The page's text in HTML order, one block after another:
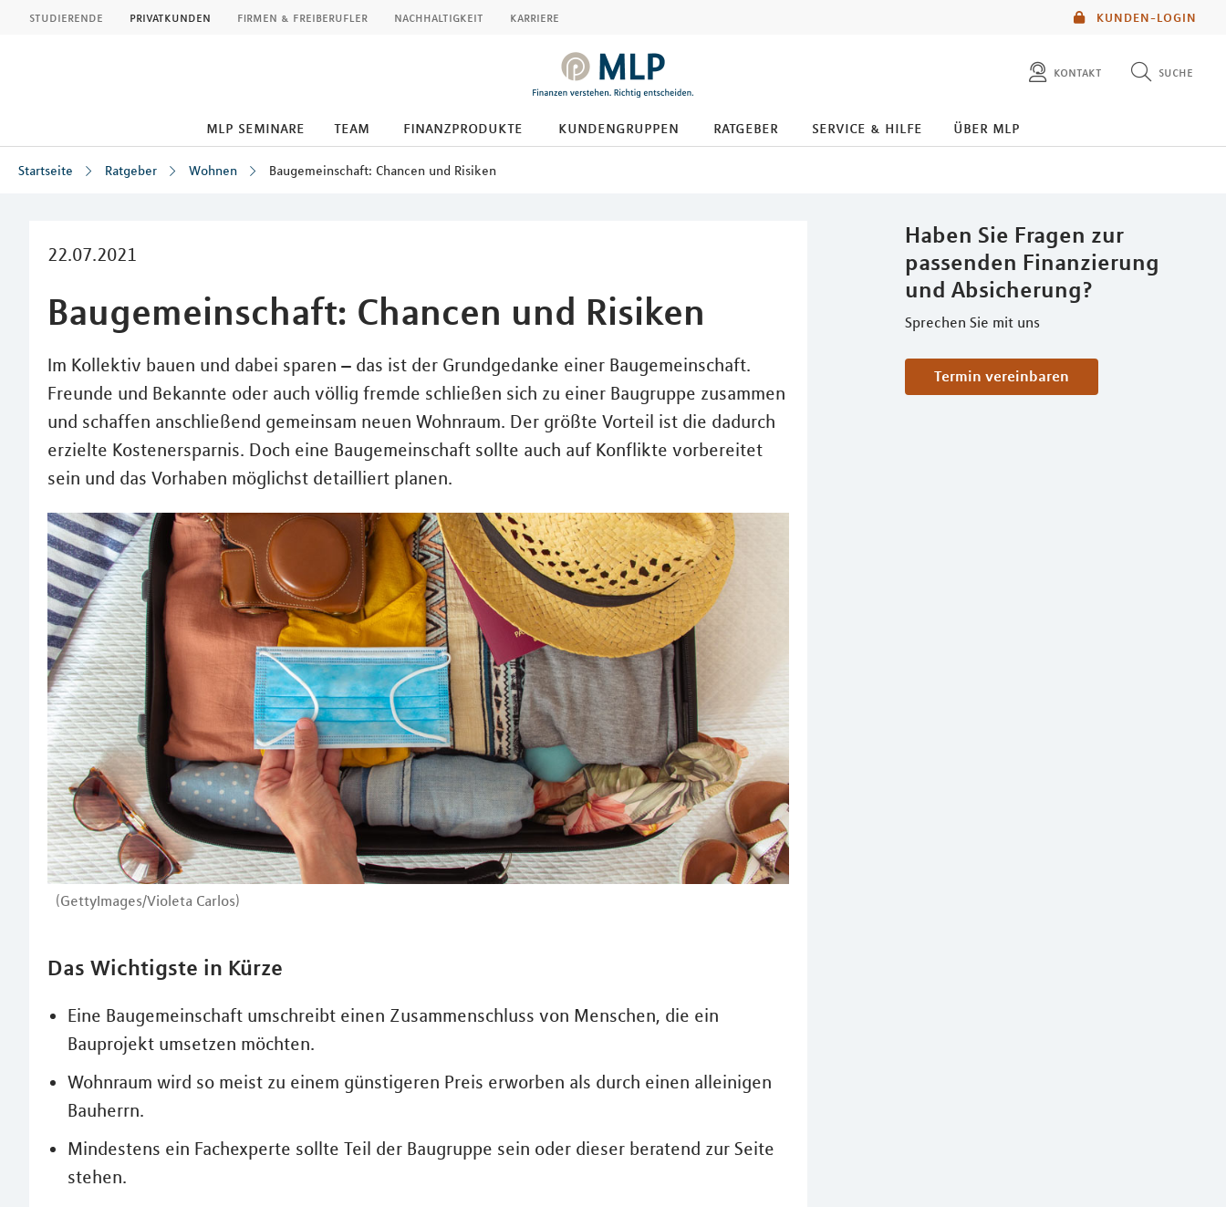
KUNDEN-LOGIN
studierende privatkunden firmen & freiberufler nachhaltigkeit karriere
kontakt suche
diese website durchsuchen
mlp seminare team finanzprodukte kundengruppen ratgeber service & hilfe über mlp
Startseite Ratgeber Wohnen Baugemeinschaft: Chancen und Risiken
22.07.2021
Baugemeinschaft: Chancen und Risiken
Im Kollektiv bauen und dabei sparen – das ist der Grundgedanke einer Baugemeinschaft.
Freunde und Bekannte oder auch völlig fremde schließen sich zu einer Baugruppe zusammen
und schaffen anschließend gemeinsam neuen Wohnraum. Der größte Vorteil ist die dadurch
erzielte Kostenersparnis. Doch eine Baugemeinschaft sollte auch auf Konflikte vorbereitet
sein und das Vorhaben möglichst detailliert planen.
(GettyImages/Violeta Carlos)
Haben Sie Fragen zur
passenden Finanzierung
und Absicherung?
Sprechen Sie mit uns
Termin vereinbaren
Das Wichtigste in Kürze
Eine Baugemeinschaft umschreibt einen Zusammenschluss von Menschen, die ein
Bauprojekt umsetzen möchten.
Wohnraum wird so meist zu einem günstigeren Preis erworben als durch einen alleinigen
Bauherrn.
Mindestens ein Fachexperte sollte Teil der Baugruppe sein oder dieser beratend zur Seite
stehen.